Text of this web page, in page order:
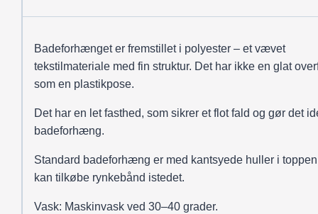
Badeforhænget er fremstillet i polyester – et vævet
tekstilmateriale med fin struktur. Det har ikke en glat
som en plastikpose.
Det har en let fasthed, som sikrer et flot fald og gør det
badeforhæng.
Standard badeforhæng er med kantsyede huller i
kan tilkøbe rynkebånd istedet.
Vask: Maskinvask ved 30–40 grader.